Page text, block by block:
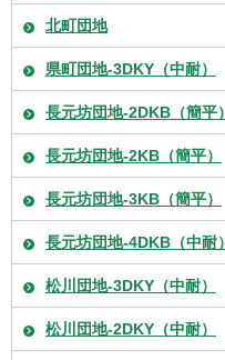
北町団地
県町団地-3DKY（中耐）
長元坊団地-2DKB（簡平）
長元坊団地-2KB（簡平）
長元坊団地-3KB（簡平）
長元坊団地-4DKB（中耐）
松川団地-3DKY（中耐）
松川団地-2DKY（中耐）